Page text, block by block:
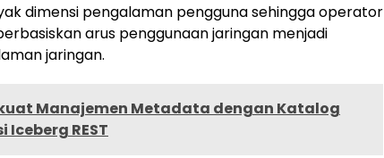
dimensi pengalaman pengguna sehingga operator
arus penggunaan jaringan menjadi
jaringan.
Manajemen Metadata dengan Katalog
REST